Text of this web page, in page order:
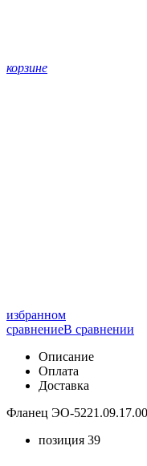
корзине
избранном
сравнениеВ сравнении
Описание
Оплата
Доставка
Фланец ЭО-
позиция 39